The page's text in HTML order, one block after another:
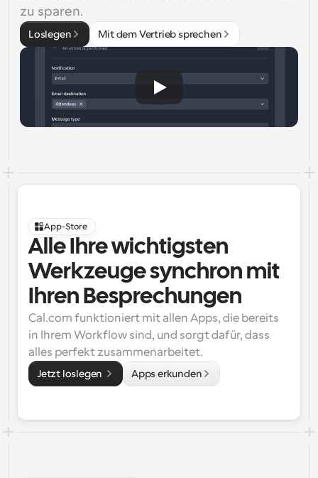
zu sparen.
Loslegen Mit dem Vertrieb sprechen
App-Store
Alle Ihre wichtigsten
Werkzeuge synchron mit
Ihren Besprechungen
Cal.com funktioniert mit allen Apps, die bereits
in Ihrem Workflow sind, und sorgt dafür, dass
alles perfekt zusammenarbeitet.
Jetzt loslegen Apps erkunden